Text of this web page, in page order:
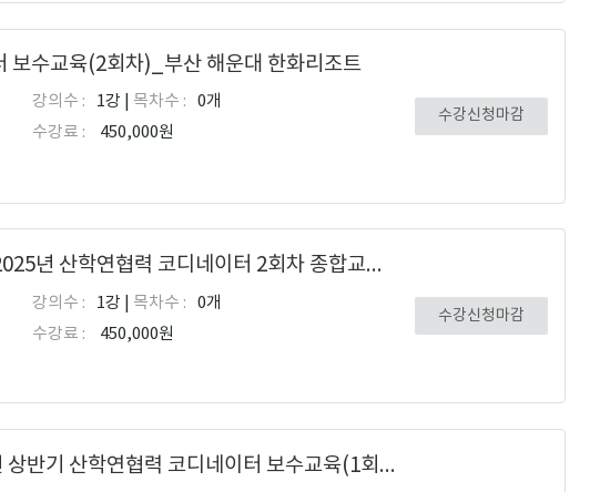
보수교육(2회차)_부산 해운대 한화리조트
강의수 : 1강 | 목차수 :
0개
수강료 :
450,000원
수강신청마감
[선착순 50명] [★1인1실★] 2025년 산학연협력 코디네이터 2회차 종합교육(12h)
강의수 : 1강 | 목차수 :
0개
수강료 :
450,000원
수강신청마감
[1인1실]★추가모집★2025년 상반기 산학연협력 코디네이터 보수교육(1회차)